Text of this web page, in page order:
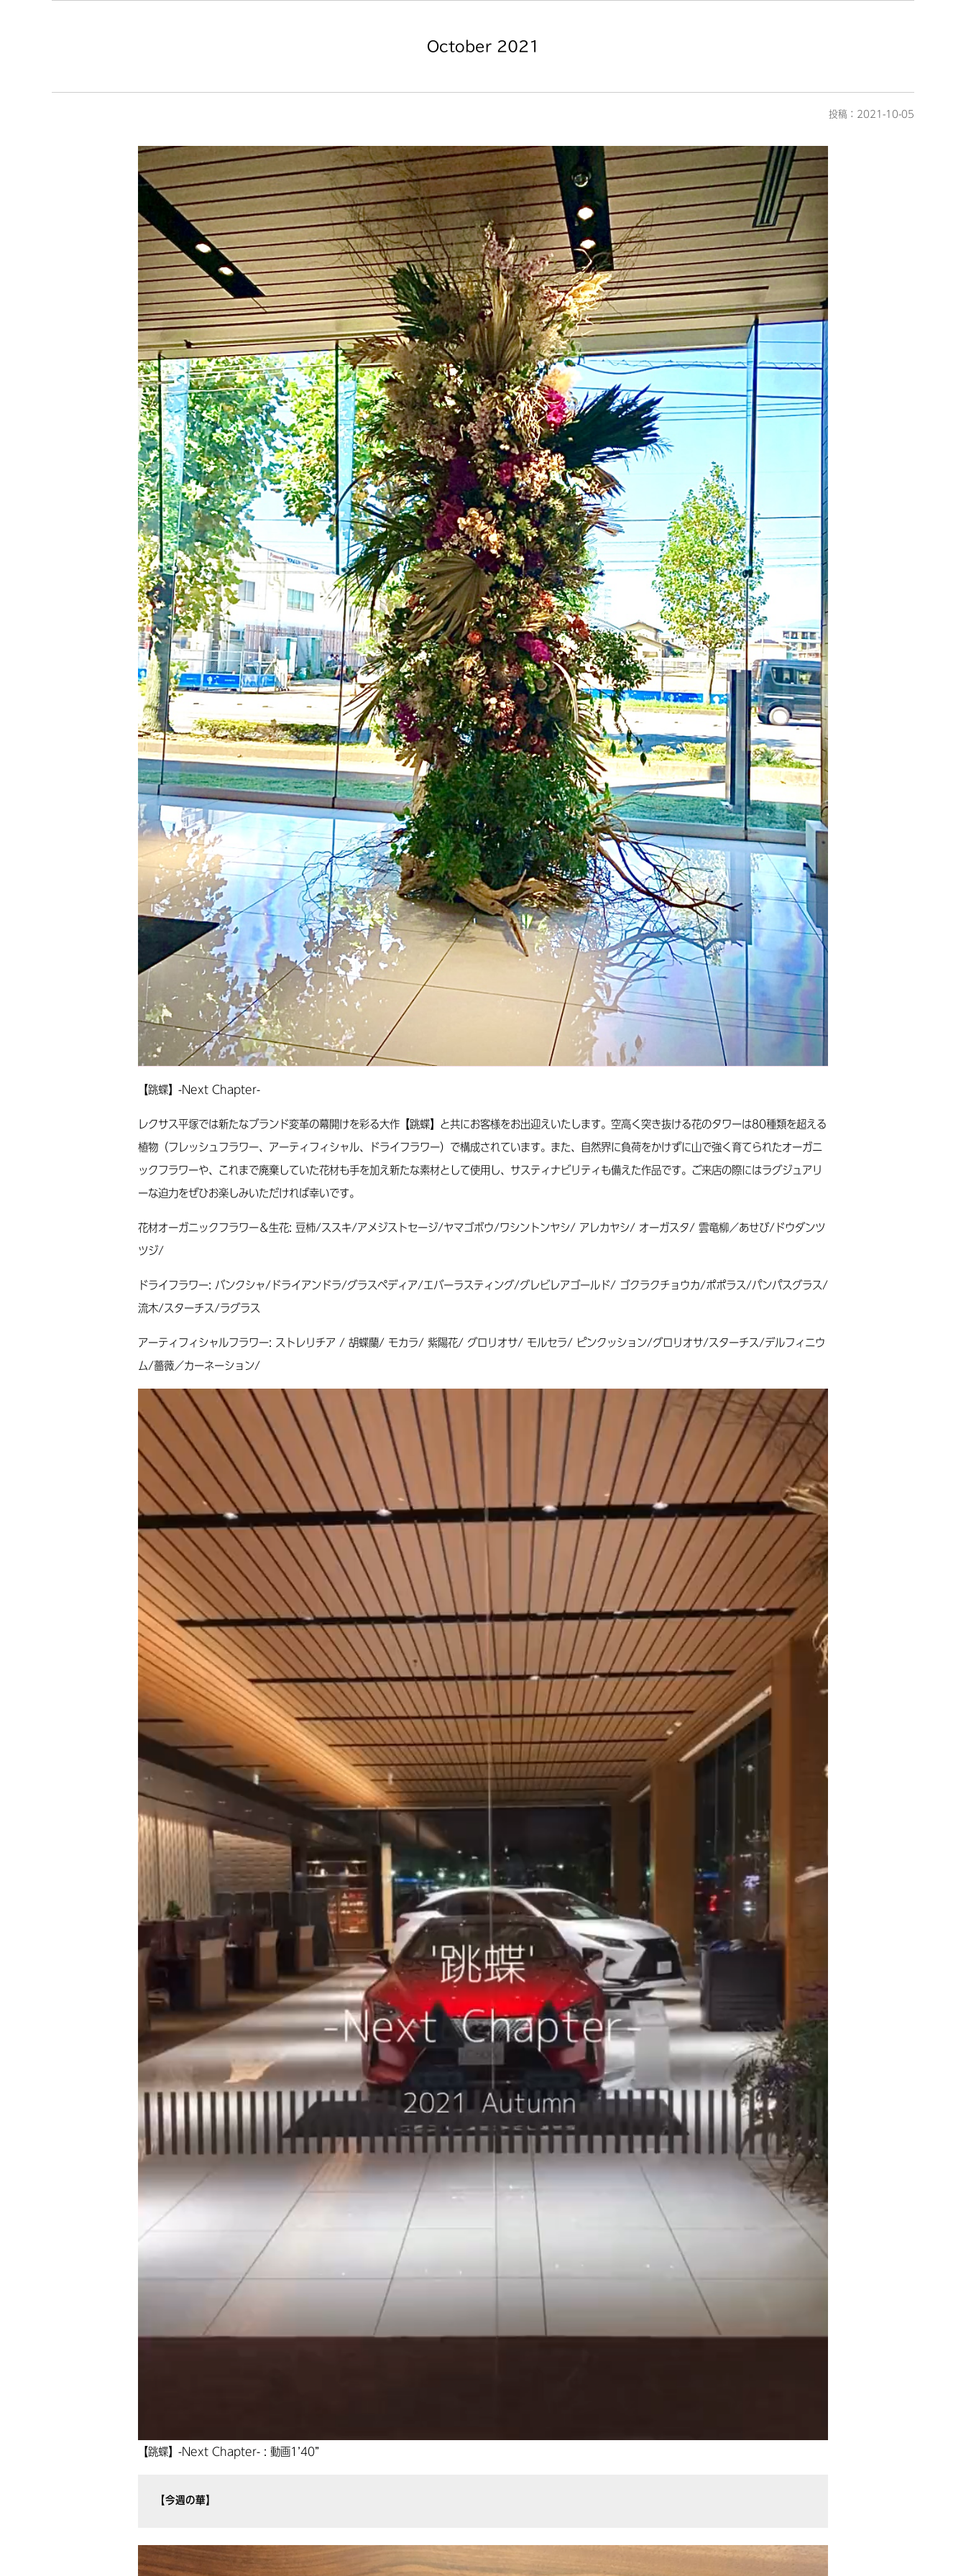
October 2021
投稿：2021-10-05
【跳蝶】-Next Chapter-
レクサス平塚では新たなブランド変革の幕開けを彩る大作【跳蝶】と共にお客様をお出迎えいたします。空高く突き抜ける花のタワーは80種類を超える
植物（フレッシュフラワー、アーティフィシャル、ドライフラワー）で構成されています。また、自然界に負荷をかけずに山で強く育てられたオーガニ
ックフラワーや、これまで廃棄していた花材も手を加え新たな素材として使用し、サスティナビリティも備えた作品です。ご来店の際にはラグジュアリ
ーな迫力をぜひお楽しみいただければ幸いです。
花材オーガニックフラワー＆生花: 豆柿/ススキ/アメジストセージ/ヤマゴボウ/ワシントンヤシ/ アレカヤシ/ オーガスタ/ 雲竜柳／あせび/ドウダンツ
ツジ/
ドライフラワー: バンクシャ/ドライアンドラ/グラスペディア/エバーラスティング/グレビレアゴールド/ ゴクラクチョウカ/ポポラス/パンパスグラス/
流木/スターチス/ラグラス
アーティフィシャルフラワー: ストレリチア / 胡蝶蘭/ モカラ/ 紫陽花/ グロリオサ/ モルセラ/ ピンクッション/グロリオサ/スターチス/デルフィニウ
ム/薔薇／カーネーション/
【跳蝶】-Next Chapter- : 動画1’40”
【今週の華】